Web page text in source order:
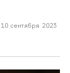
10 сентября 2023